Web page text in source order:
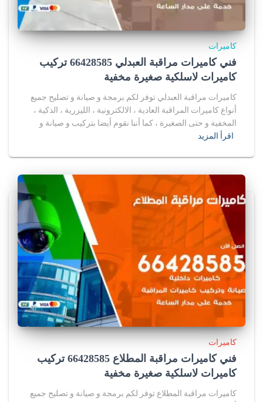
كاميرات
فني كاميرات مراقبة العبدلي 66428585 تركيب
كاميرات لاسلكية صغيرة مخفية
كاميرات مراقبة العبدلي توفر لكم برمجة و صيانة و تصليح جميع
أنواع كاميرات المراقبة العادية ، الالكترونية ، الليزرية ، الذكية ،
المخفية و حتى الصغيرة ، كما أننا نقوم أيضا بتركيب و صيانة و
اقرأ المزيد
كاميرات
فني كاميرات مراقبة المطلاع 66428585 تركيب
كاميرات لاسلكية صغيرة مخفية
كاميرات مراقبة المطلاع توفر لكم برمجة و صيانة و تصليح جميع